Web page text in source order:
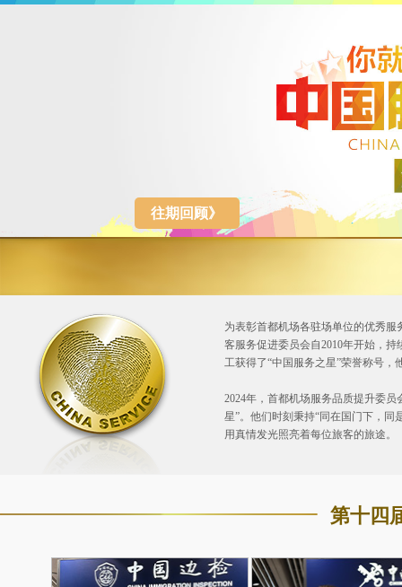
往期回顾》
为表彰首都机场各驻场单位的优秀
客服务促进委员会自2010年开始，
工获得了“中国服务之星”荣誉称号
2024年，首都机场服务品质提升委
星”。他们时刻秉持“同在国门下，
用真情发光照亮着每位旅客的旅途。
第十四